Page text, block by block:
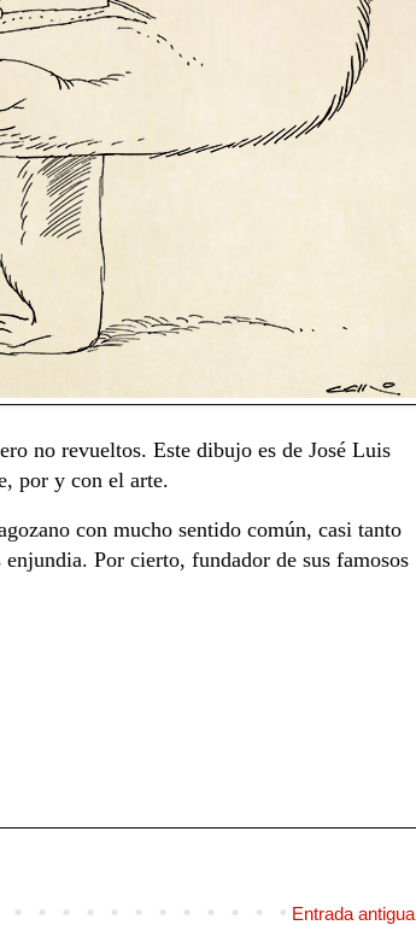
no revueltos. Este dibujo es de José Luis
por y con el arte.
con mucho sentido común, casi tanto
Por cierto, fundador de sus famosos
Entrada antigua